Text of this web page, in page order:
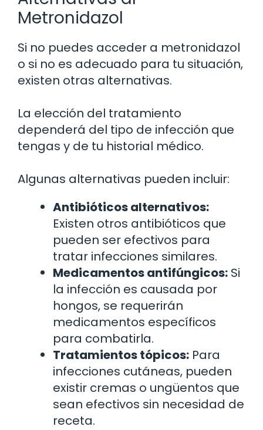
Metronidazol
Si no puedes acceder a metronidazol
o si no es adecuado para tu situación,
existen otras alternativas.
La elección del tratamiento
dependerá del tipo de infección que
tengas y de tu historial médico.
Algunas alternativas pueden incluir:
Antibióticos alternativos:
Existen otros antibióticos que
pueden ser efectivos para
tratar infecciones similares.
Medicamentos antifúngicos: Si
la infección es causada por
hongos, se requerirán
medicamentos específicos
para combatirla.
Tratamientos tópicos: Para
infecciones cutáneas, pueden
existir cremas o ungüentos que
sean efectivos sin necesidad de
receta.